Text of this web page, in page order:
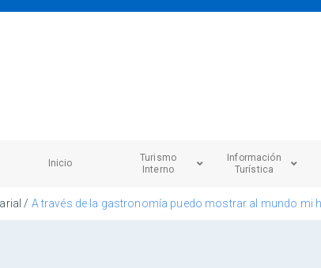
Inicio
Turismo
Interno
Información
Turística
/ A través de la gastronomía puedo mostrar al mundo mi